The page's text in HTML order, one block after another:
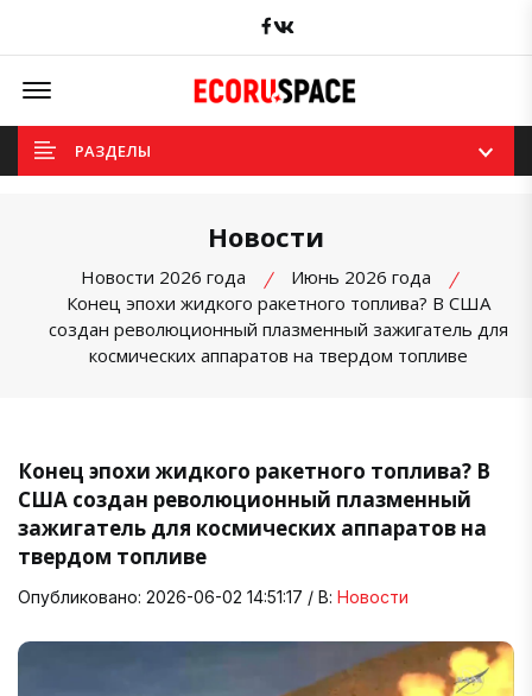
Facebook
Offcanvas Menu Open
РАЗДЕЛЫ
Новости
Новости 2026 года
Июнь 2026 года
Конец эпохи жидкого ракетного топлива? В США
создан революционный плазменный зажигатель для
космических аппаратов на твердом топливе
Конец эпохи жидкого ракетного топлива? В
США создан революционный плазменный
зажигатель для космических аппаратов на
твердом топливе
Опубликовано: 2026-06-02 14:51:17 / В: Новости